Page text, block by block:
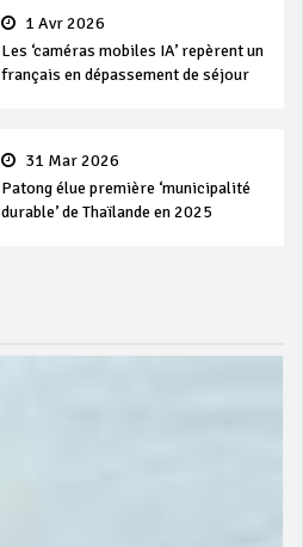
1 Avr 2026
Les ‘caméras mobiles IA’ repèrent un
français en dépassement de séjour
31 Mar 2026
Patong élue première ‘municipalité
durable’ de Thaïlande en 2025